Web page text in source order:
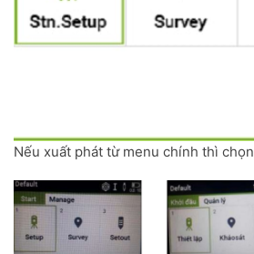
Nếu xuất phát từ menu chính thì chọn